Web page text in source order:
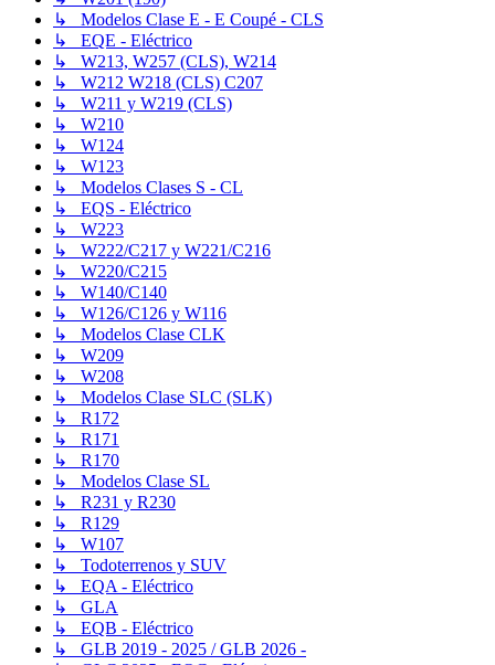
↳ Modelos Clase E - E Coupé - CLS
↳ EQE - Eléctrico
↳ W213, W257 (CLS), W214
↳ W212 W218 (CLS) C207
↳ W211 y W219 (CLS)
↳ W210
↳ W124
↳ W123
↳ Modelos Clases S - CL
↳ EQS - Eléctrico
↳ W223
↳ W222/C217 y W221/C216
↳ W220/C215
↳ W140/C140
↳ W126/C126 y W116
↳ Modelos Clase CLK
↳ W209
↳ W208
↳ Modelos Clase SLC (SLK)
↳ R172
↳ R171
↳ R170
↳ Modelos Clase SL
↳ R231 y R230
↳ R129
↳ W107
↳ Todoterrenos y SUV
↳ EQA - Eléctrico
↳ GLA
↳ EQB - Eléctrico
↳ GLB 2019 - 2025 / GLB 2026 -